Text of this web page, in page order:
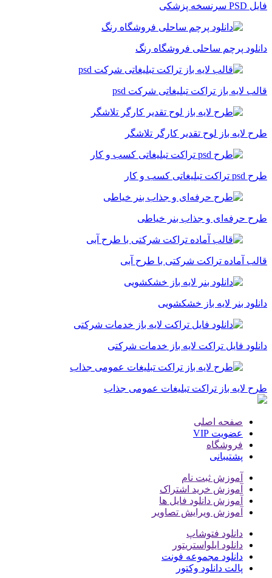
فایل PSD سرنسخه پزشکی
دانلود پرچم ساحلی فروشگاه رنگ
قالب لایه باز تراکت تبلیغاتی شرکت psd
طرح لایه باز لوح تقدیر کارگر تلاشگر
طرح psd تراکت تبلیغاتی کسب و کار
طرح حرفه‌ای و جذاب بنر خیاطی
قالب آماده تراکت شرکتی با طرح آبی
دانلود بنر لایه باز خشکشویی
دانلود فایل تراکت لایه باز خدمات شرکتی
طرح لایه باز تراکت تبلیغات عمومی جذاب
صفحه اصلی
عضویت VIP
فروشگاه
پشتیبانی
آموزش ثبت نام
آموزش خرید اشتراک
آموزش دانلود فایل ها
آموزش ویرایش تصاویر
دانلود فتوشاپ
دانلود ایلواستریتور
دانلود مجموعه فونت
پالت دانلود وکتور